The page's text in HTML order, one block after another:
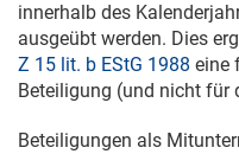
innerhalb des
ausgeübt werden. Dies
Z 15 lit. b EStG 1988 eine
Beteiligung (und nicht für
Beteiligungen als